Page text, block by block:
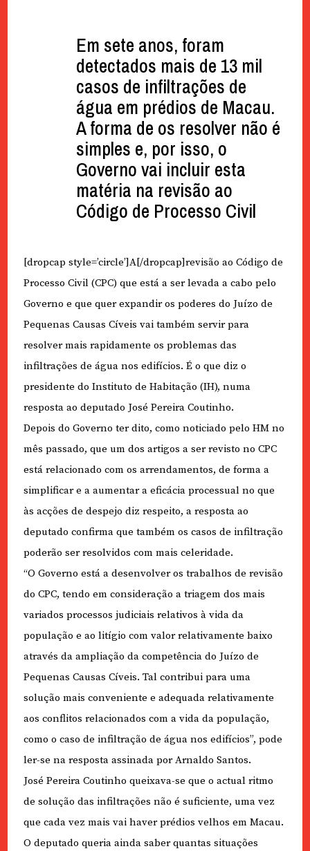
Em sete anos, foram
detectados mais de 13 mil
casos de infiltrações de
água em prédios de Macau.
A forma de os resolver não é
simples e, por isso, o
Governo vai incluir esta
matéria na revisão ao
Código de Processo Civil
[dropcap style=’circle’]A[/dropcap]revisão ao Código de
Processo Civil (CPC) que está a ser levada a cabo pelo
Governo e que quer expandir os poderes do Juízo de
Pequenas Causas Cíveis vai também servir para
resolver mais rapidamente os problemas das
infiltrações de água nos edifícios. É o que diz o
presidente do Instituto de Habitação (IH), numa
resposta ao deputado José Pereira Coutinho.
Depois do Governo ter dito, como noticiado pelo HM no
mês passado, que um dos artigos a ser revisto no CPC
está relacionado com os arrendamentos, de forma a
simplificar e a aumentar a eficácia processual no que
às acções de despejo diz respeito, a resposta ao
deputado confirma que também os casos de infiltração
poderão ser resolvidos com mais celeridade.
“O Governo está a desenvolver os trabalhos de revisão
do CPC, tendo em consideração a triagem dos mais
variados processos judiciais relativos à vida da
população e ao litígio com valor relativamente baixo
através da ampliação da competência do Juízo de
Pequenas Causas Cíveis. Tal contribui para uma
solução mais conveniente e adequada relativamente
aos conflitos relacionados com a vida da população,
como o caso de infiltração de água nos edifícios”, pode
ler-se na resposta assinada por Arnaldo Santos.
José Pereira Coutinho queixava-se que o actual ritmo
de solução das infiltrações não é suficiente, uma vez
que cada vez mais vai haver prédios velhos em Macau.
O deputado queria ainda saber quantas situações